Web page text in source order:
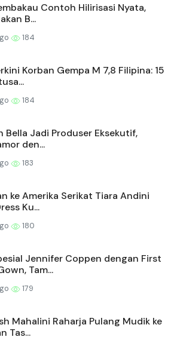
Contoh Hilirisasi Nyata,
B...
184
Korban Gempa M 7,8 Filipina: 15
184
Bella Jadi Produser Eksekutif,
den...
183
ke Amerika Serikat Tiara Andini
Ku...
180
Jennifer Coppen dengan First
Tam...
179
Mahalini Raharja Pulang Mudik ke
Tas...